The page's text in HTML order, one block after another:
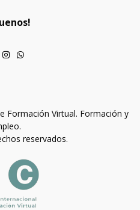
Formación Virtual. Formación y
reservados.